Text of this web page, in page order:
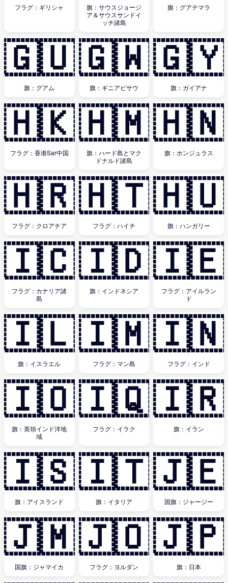
フラグ：ギリシャ
旗：サウスジョージ
ア＆サウスサンドイ
ッチ諸島
旗：グアテマラ
🇬🇺
旗：グアム
🇬🇼
旗：ギニアビサウ
🇬🇾
旗：ガイアナ
🇭🇰
フラグ：香港Sar中国
🇭🇲
旗：ハード島とマク
ドナルド諸島
🇭🇳
旗：ホンジュラス
🇭🇷
フラグ：クロアチア
🇭🇹
フラグ：ハイチ
🇭🇺
旗：ハンガリー
🇮🇨
フラグ：カナリア諸
島
🇮🇩
旗：インドネシア
🇮🇪
フラグ：アイルラン
ド
🇮🇱
旗：イスラエル
🇮🇲
フラグ：マン島
🇮🇳
フラグ：インド
🇮🇴
旗：英領インド洋地
域
🇮🇶
フラグ：イラク
🇮🇷
旗：イラン
🇮🇸
旗：アイスランド
🇮🇹
旗：イタリア
🇯🇪
国旗：ジャージー
🇯🇲
国旗：ジャマイカ
🇯🇴
フラグ：ヨルダン
🇯🇵
旗：日本